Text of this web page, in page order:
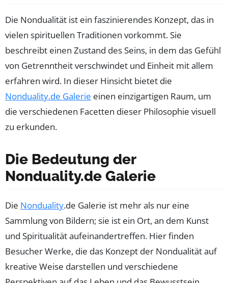
Die Nondualität ist ein faszinierendes Konzept, das in
vielen spirituellen Traditionen vorkommt. Sie
beschreibt einen Zustand des Seins, in dem das Gefühl
von Getrenntheit verschwindet und Einheit mit allem
erfahren wird. In dieser Hinsicht bietet die
Nonduality.de Galerie einen einzigartigen Raum, um
die verschiedenen Facetten dieser Philosophie visuell
zu erkunden.
Die Bedeutung der
Nonduality.de Galerie
Die Nonduality.de Galerie ist mehr als nur eine
Sammlung von Bildern; sie ist ein Ort, an dem Kunst
und Spiritualität aufeinandertreffen. Hier finden
Besucher Werke, die das Konzept der Nondualität auf
kreative Weise darstellen und verschiedene